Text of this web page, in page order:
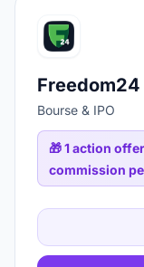
Freedom24
Bourse & IPO
🎁1 action
commission